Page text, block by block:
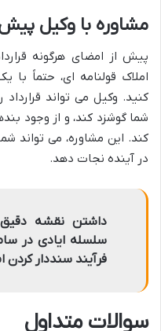
مشاوره با وکیل
پیش از امضای هرگونه
املاک قولنامه ای، حتماً
کنید. وکیل می تواند
شما گوشزد کند، و از وجود
کند. این مشاوره، می تواند
در آینده نجات دهد.
سلسله ایادی در
فرآیند سنددار
سوالات متداول